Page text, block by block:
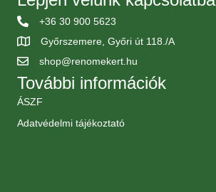
+36 30 900 5623
Győrszemere, Győri út 118./A
shop@renomekert.hu
További információk
ÁSZF
Adatvédelmi tájékoztató